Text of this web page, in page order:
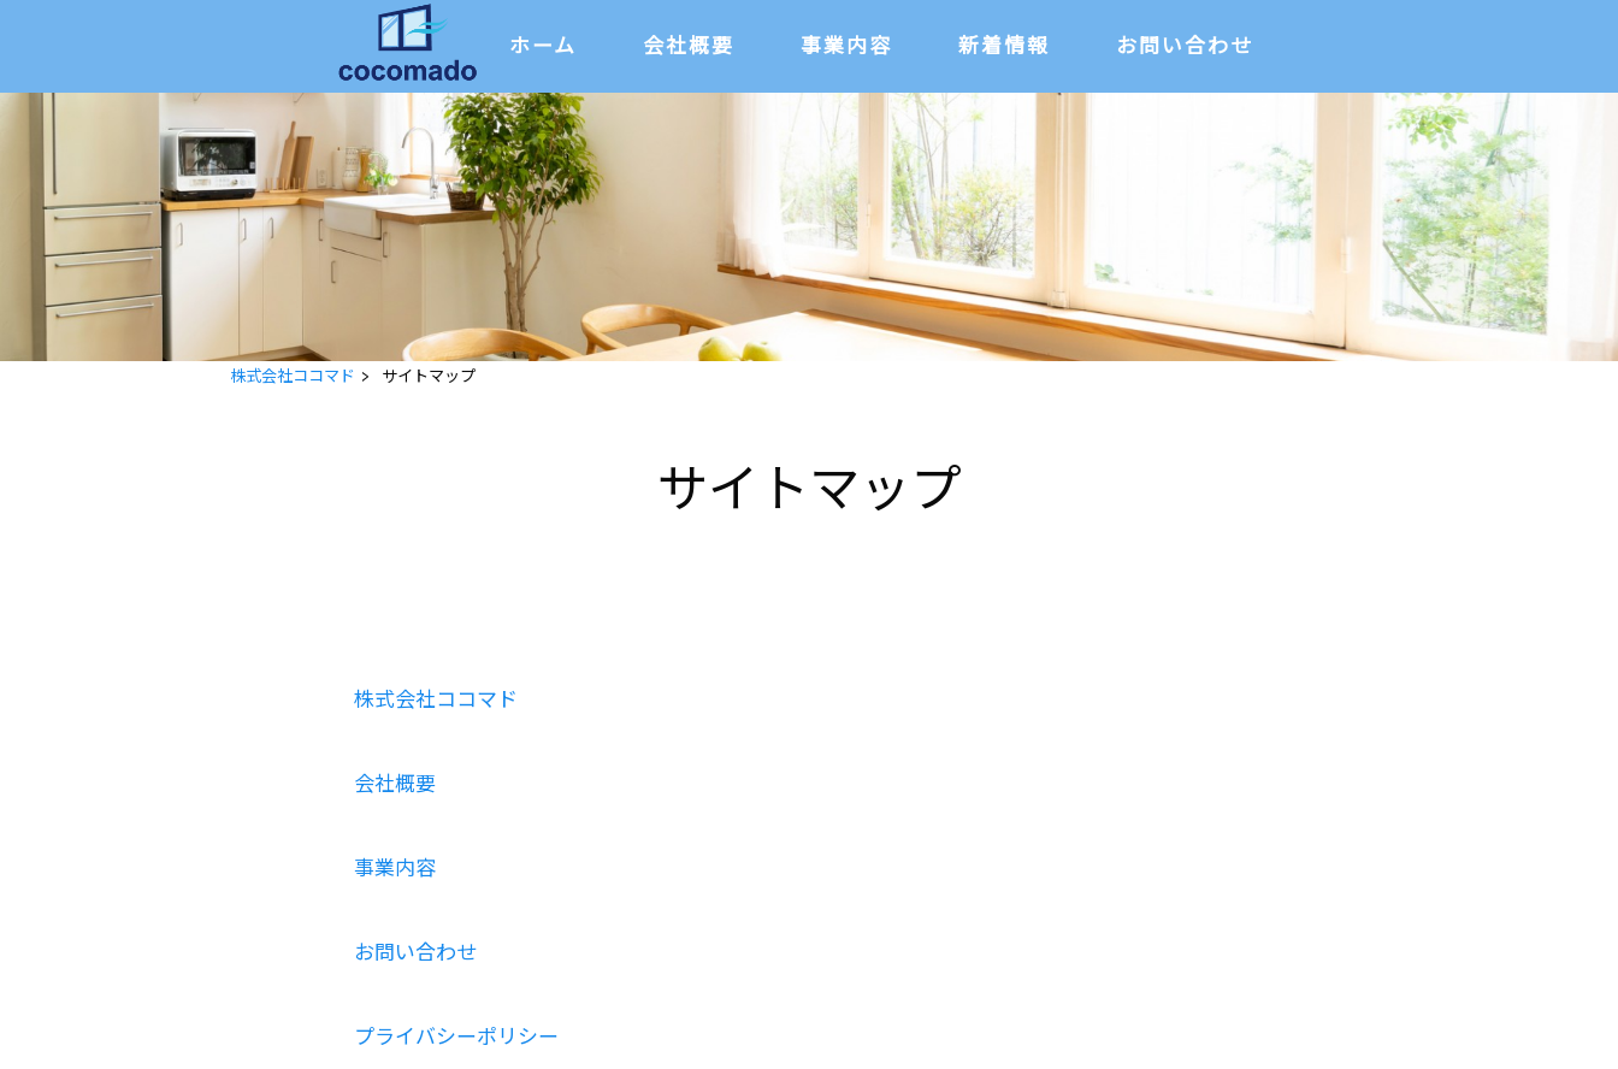
ホーム 会社概要 事業内容 新着情報 お問い合わせ
株式会社ココマド > サイトマップ
サイトマップ
株式会社ココマド
会社概要
事業内容
お問い合わせ
プライバシーポリシー